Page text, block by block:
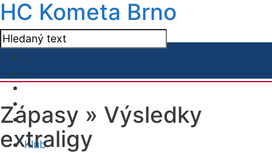
HC Kometa Brno
Klub
Zápasy » Výsledky
extraligy